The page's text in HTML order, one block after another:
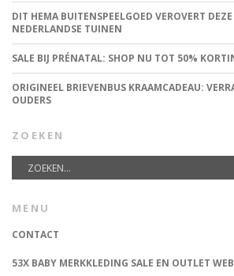
DIT HEMA BUITENSPEELGOED VEROVERT
NEDERLANDSE TUINEN
SALE BIJ PRÉNATAL: SHOP NU TOT 50%
ORIGINEEL BRIEVENBUS KRAAMCADEAU:
OUDERS
ZOEKEN
MENU
CONTACT
53X BABY MERKKLEDING SALE EN OUTLET